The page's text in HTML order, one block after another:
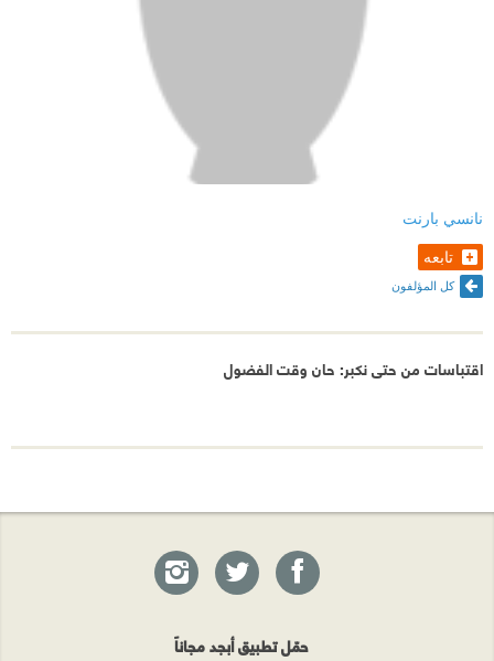
نانسي بارنت
تابعه
كل المؤلفون
اقتباسات من حتى نكبر: حان وقت الفضول
حمّل تطبيق أبجد مجاناً